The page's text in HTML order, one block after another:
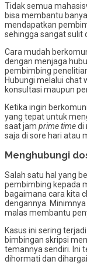
Tidak semua
bisa membantu
mendapatkan
sehingga sangat sulit
Cara mudah
dengan menjaga
pembimbing
Hubungi melalui chat
konsultasi maupun
Ketika ingin
yang tepat untuk
saat jam prime timedi
saja di sore hari atau
Menghubungi
Salah satu hal yang
pembimbing kepada
bagaimana cara kita
dengannya.
malas membantu
Kasus ini sering
bimbingan skripsi
temannya sendiri. Ini
dihormati dan